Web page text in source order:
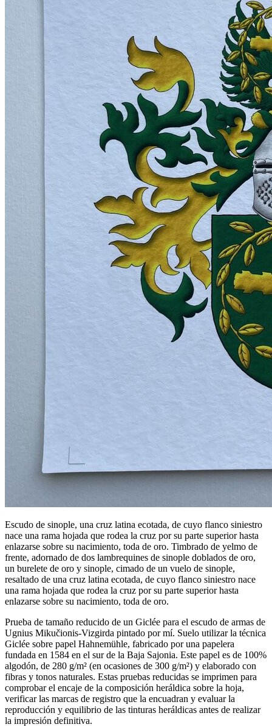
Escudo de sinople, una cruz latina ecotada, de cuyo flanco siniestro
nace una rama hojada que rodea la cruz por su parte superior hasta
enlazarse sobre su nacimiento, toda de oro. Timbrado de yelmo de
frente, adornado de dos lambrequines de sinople doblados de oro,
un burelete de oro y sinople, cimado de un vuelo de sinople,
resaltado de una cruz latina ecotada, de cuyo flanco siniestro nace
una rama hojada que rodea la cruz por su parte superior hasta
enlazarse sobre su nacimiento, toda de oro.
Prueba de tamaño reducido de un Giclée para el escudo de armas de
Ugnius Mikučionis-Vizgirda pintado por mí. Suelo utilizar la técnica
Giclée sobre papel Hahnemühle, fabricado por una papelera
fundada en 1584 en el sur de la Baja Sajonia. Este papel es de 100%
algodón, de 280 g/m² (en ocasiones de 300 g/m²) y elaborado con
fibras y tonos naturales. Estas pruebas reducidas se imprimen para
comprobar el encaje de la composición heráldica sobre la hoja,
verificar las marcas de registro que la encuadran y evaluar la
reproducción y equilibrio de las tinturas heráldicas antes de realizar
la impresión definitiva.